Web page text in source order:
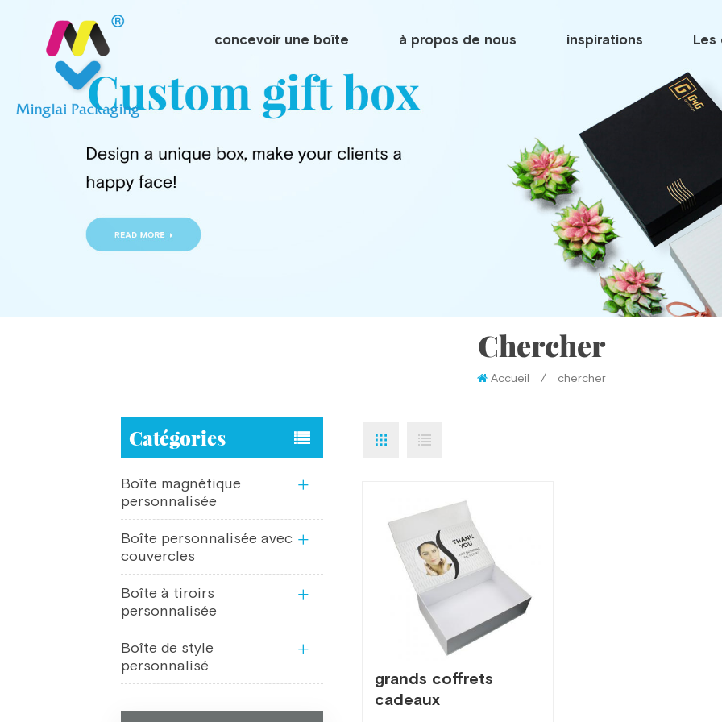
concevoir une boîte à propos de nous inspirations Les
Chercher
Accueil / chercher
grands coffrets
cadeaux
Catégories
Boîte magnétique
personnalisée
Boîte personnalisée avec
couvercles
Boîte à tiroirs
personnalisée
Boîte de style
personnalisé